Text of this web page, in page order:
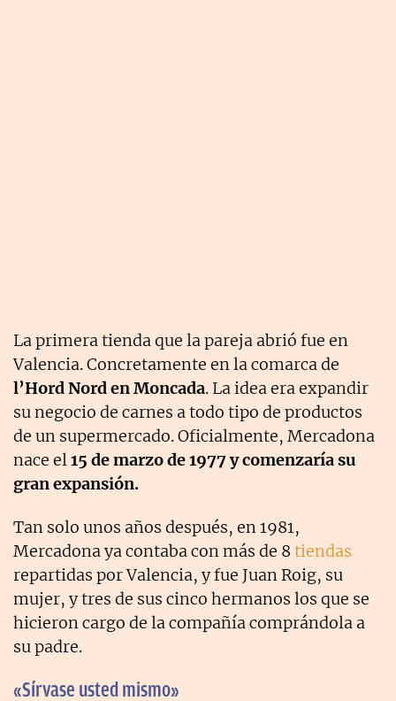
La primera tienda que la pareja abrió fue en
Valencia. Concretamente en la comarca de
l’Hord Nord en Moncada. La idea era expandir
su negocio de carnes a todo tipo de productos
de un supermercado. Oficialmente, Mercadona
nace el15 de marzo de 1977 y comenzaría su
gran expansión.
Tan solo unos años después, en 1981,
Mercadona ya contaba con más de 8 tiendas
repartidas por Valencia, y fue Juan Roig, su
mujer, y tres de sus cinco hermanos los que se
hicieron cargo de la compañía comprándola a
su padre.
«Sírvase usted mismo»